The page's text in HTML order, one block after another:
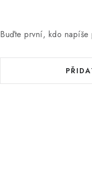
Buďte první, kdo